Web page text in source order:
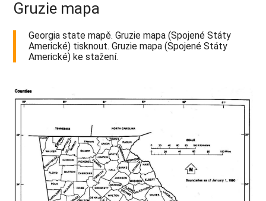
Gruzie mapa
Georgia state mapě. Gruzie mapa (Spojené Státy
Americké) tisknout. Gruzie mapa (Spojené Státy
Americké) ke stažení.